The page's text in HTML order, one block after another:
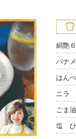
絹艶
バナ
はん
ニラ
ごま
塩 ひ